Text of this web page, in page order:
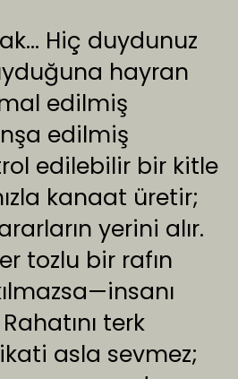
Hiç duydunuz
hayran
edilmiş
edilmiş
edilebilir bir kitle
kanaat üretir;
yerini alır.
tozlu bir rafın
terk
asla sevmez;